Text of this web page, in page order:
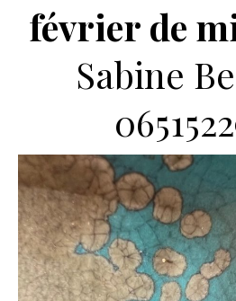
février de
Sabine